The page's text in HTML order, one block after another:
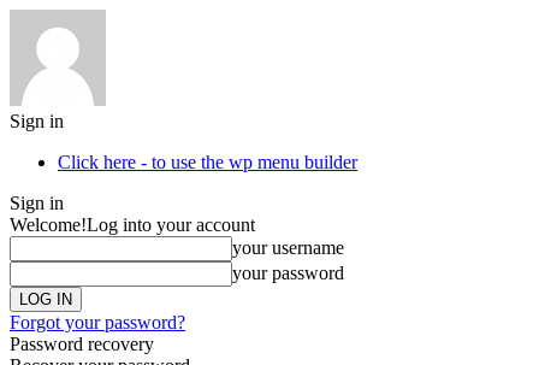
Sign in
Click here - to use the wp menu builder
Sign in
Welcome!Log into your account
your username
your password
Forgot your password?
Password recovery